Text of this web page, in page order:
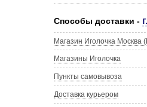
Способы доставки -
Магазин Иголочка Москва
Магазины Иголочка
Пункты самовывоза
Доставка курьером